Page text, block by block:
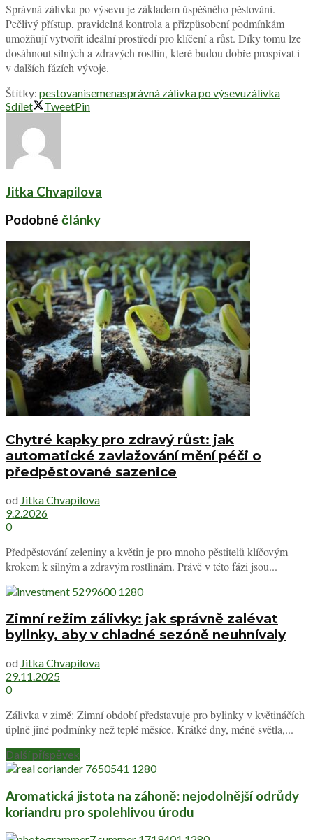
Správná zálivka po výsevu je základem úspěšného pěstování.
Pečlivý přístup, pravidelná kontrola a přizpůsobení podmínkám
umožňují vytvořit ideální prostředí pro klíčení a růst. Díky tomu lze
dosáhnout silných a zdravých rostlin, které budou dobře prospívat i
v dalších fázích vývoje.
Štítky: pestovanisemenasprávná zálivka po výsevuzálivka
Sdílet
TweetPin
Jitka Chvapilova
Podobné články
Chytré kapky pro zdravý růst: jak
automatické zavlažování mění péči o
předpěstované sazenice
od Jitka Chvapilova
9.2.2026
0
Předpěstování zeleniny a květin je pro mnoho pěstitelů klíčovým
krokem k silným a zdravým rostlinám. Právě v této fázi jsou...
Zimní režim zálivky: jak správně zalévat
bylinky, aby v chladné sezóně neuhnívaly
od Jitka Chvapilova
29.11.2025
0
Zálivka v zimě: Zimní období představuje pro bylinky v květináčích
úplně jiné podmínky než teplé měsíce. Krátké dny, méně světla,...
Další příspěvek
Aromatická jistota na záhoně: nejodolnější odrůdy
koriandru pro spolehlivou úrodu